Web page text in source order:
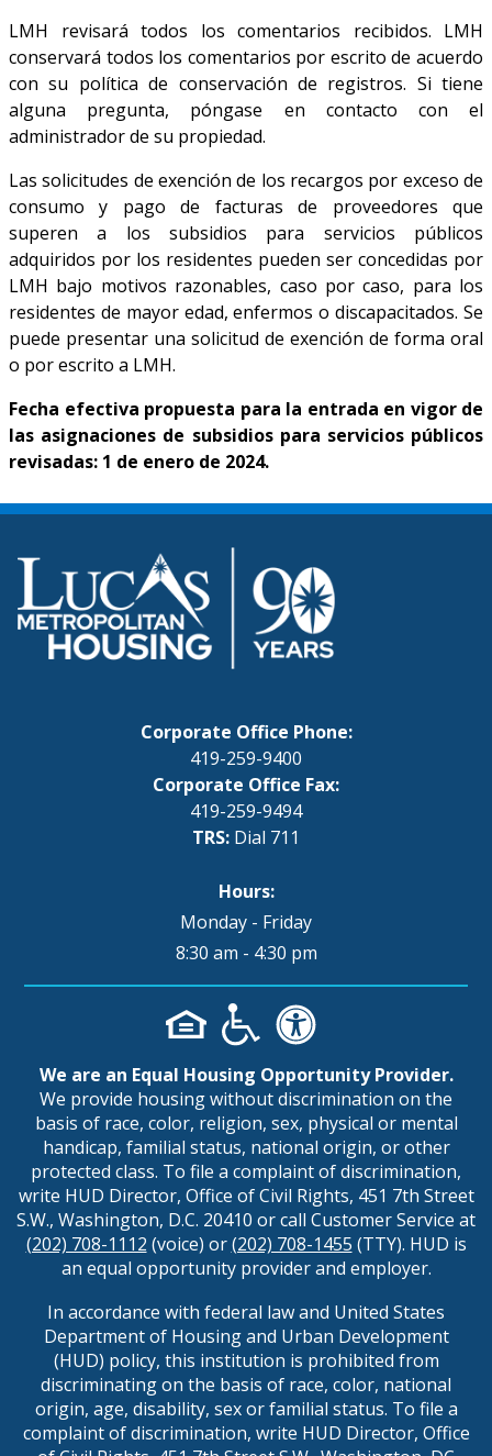
LMH revisará todos los comentarios recibidos. LMH
conservará todos los comentarios por escrito de acuerdo
con su política de conservación de registros. Si tiene
alguna pregunta, póngase en contacto con el
administrador de su propiedad.
Las solicitudes de exención de los recargos por exceso de
consumo y pago de facturas de proveedores que
superen a los subsidios para servicios públicos
adquiridos por los residentes pueden ser concedidas por
LMH bajo motivos razonables, caso por caso, para los
residentes de mayor edad, enfermos o discapacitados. Se
puede presentar una solicitud de exención de forma oral
o por escrito a LMH.
Fecha efectiva propuesta para la entrada en vigor de
las asignaciones de subsidios para servicios públicos
revisadas: 1 de enero de 2024.
Corporate Office Phone:
419-259-9400
Corporate Office Fax:
419-259-9494
TRS: Dial 711
Hours:
Monday - Friday
8:30 am - 4:30 pm
We are an Equal Housing Opportunity Provider.
We provide housing without discrimination on the
basis of race, color, religion, sex, physical or mental
handicap, familial status, national origin, or other
protected class. To file a complaint of discrimination,
write HUD Director, Office of Civil Rights, 451 7th Street
S.W., Washington, D.C. 20410 or call Customer Service at
(202) 708-1112 (voice) or(202) 708-1455 (TTY). HUD is
an equal opportunity provider and employer.
In accordance with federal law and United States
Department of Housing and Urban Development
(HUD) policy, this institution is prohibited from
discriminating on the basis of race, color, national
origin, age, disability, sex or familial status. To file a
complaint of discrimination, write HUD Director, Office